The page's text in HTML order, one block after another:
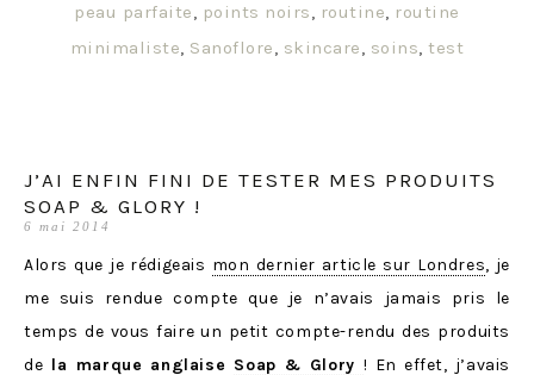
peau parfaite, points noirs, routine, routine
minimaliste, Sanoflore, skincare, soins,test
J’AI ENFIN FINI DE TESTER MES PRODUITS
SOAP & GLORY !
6 mai 2014
Alors que je rédigeais mon dernier article sur Londres, je
me suis rendue compte que je n’avais jamais pris le
temps de vous faire un petit compte-rendu des produits
de la marque anglaise Soap & Glory ! En effet, j’avais